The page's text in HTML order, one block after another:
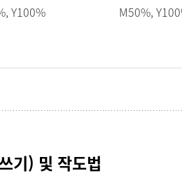
Y100% M50%,
기) 및 작도법